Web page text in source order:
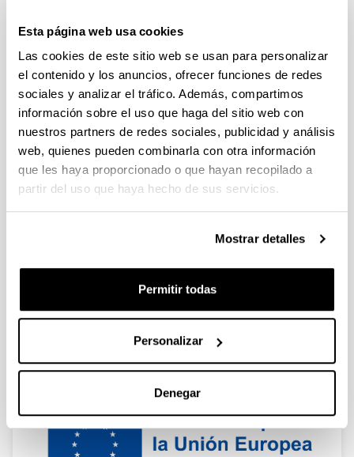
Esta página web usa cookies
Las cookies de este sitio web se usan para personalizar
el contenido y los anuncios, ofrecer funciones de redes
sociales y analizar el tráfico. Además, compartimos
información sobre el uso que haga del sitio web con
nuestros partners de redes sociales, publicidad y análisis
web, quienes pueden combinarla con otra información
que les haya proporcionado o que hayan recopilado a
partir del uso que haya hecho de sus servicios.
Mostrar detalles
Permitir todas
Personalizar
Denegar
Concedidas y Denegadas 14/07/2023 Se ha publicado el
11/05/2023 Se ha publicado la relación provisional de
solicitudes admitidas y excluidas para evaluación.
Convocatoria de proyectos de investigación UPV/EHU-
Fundación Vital Fundazioa 2023
Plazo de presentación cerrado: 24/02/2023 - 23/03/2023 23:59
31/05/2023 Se ha publicado la resolución definitiva de las
solitudes concedidas y denegadas.
PáginaPágina
4
Actividades cofinanciadas por: